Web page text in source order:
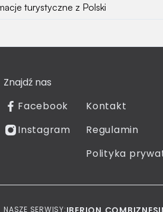
turystyczne z Polski
i Hobby
nożna
Znajdź nas
Facebook
Instagram
Kontakt
Regulamin
Polityka
NASZE SERWISY: